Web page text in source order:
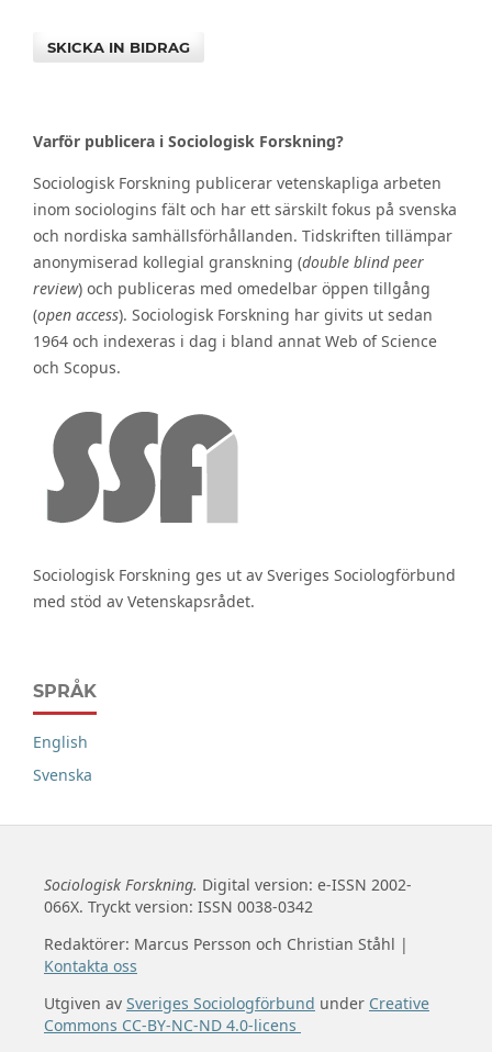
SKICKA IN BIDRAG
Varför publicera i Sociologisk Forskning?
Sociologisk Forskning publicerar vetenskapliga arbeten
inom sociologins fält och har ett särskilt fokus på svenska
och nordiska samhällsförhållanden. Tidskriften tillämpar
anonymiserad kollegial granskning (double blind peer
review) och publiceras med omedelbar öppen tillgång
(open access). Sociologisk Forskning har givits ut sedan
1964 och indexeras i dag i bland annat Web of Science
och Scopus.
Sociologisk Forskning ges ut av Sveriges Sociologförbund
med stöd av Vetenskapsrådet.
SPRÅK
English
Svenska
Sociologisk Forskning. Digital version: e-ISSN 2002-
066X. Tryckt version: ISSN 0038-0342
Redaktörer: Marcus Persson och Christian Ståhl |
Kontakta oss
Utgiven av Sveriges Sociologförbund under Creative
Commons CC-BY-NC-ND 4.0-licens